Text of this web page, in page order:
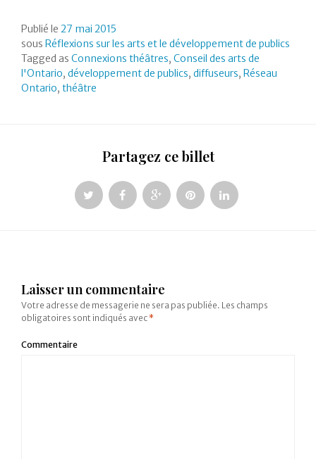
Publié le 27 mai 2015
sous Réflexions sur les arts et le développement de publics
Tagged as Connexions théâtres, Conseil des arts de
l'Ontario, développement de publics, diffuseurs, Réseau
Ontario, théâtre
Partagez ce billet
Laisser un commentaire
Votre adresse de messagerie ne sera pas publiée. Les champs
obligatoires sont indiqués avec*
Commentaire